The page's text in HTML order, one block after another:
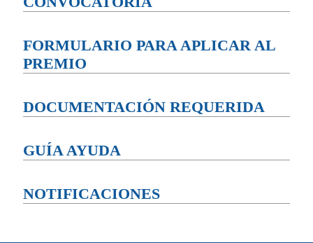
FORMULARIO PARA APLICAR AL
PREMIO
DOCUMENTACIÓN REQUERIDA
GUÍA AYUDA
NOTIFICACIONES